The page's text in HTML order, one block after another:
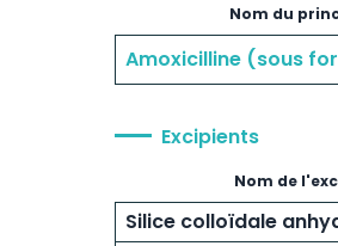
Nom du
Amoxicilline (sous
Excipients
Nom de
Silice colloïdale